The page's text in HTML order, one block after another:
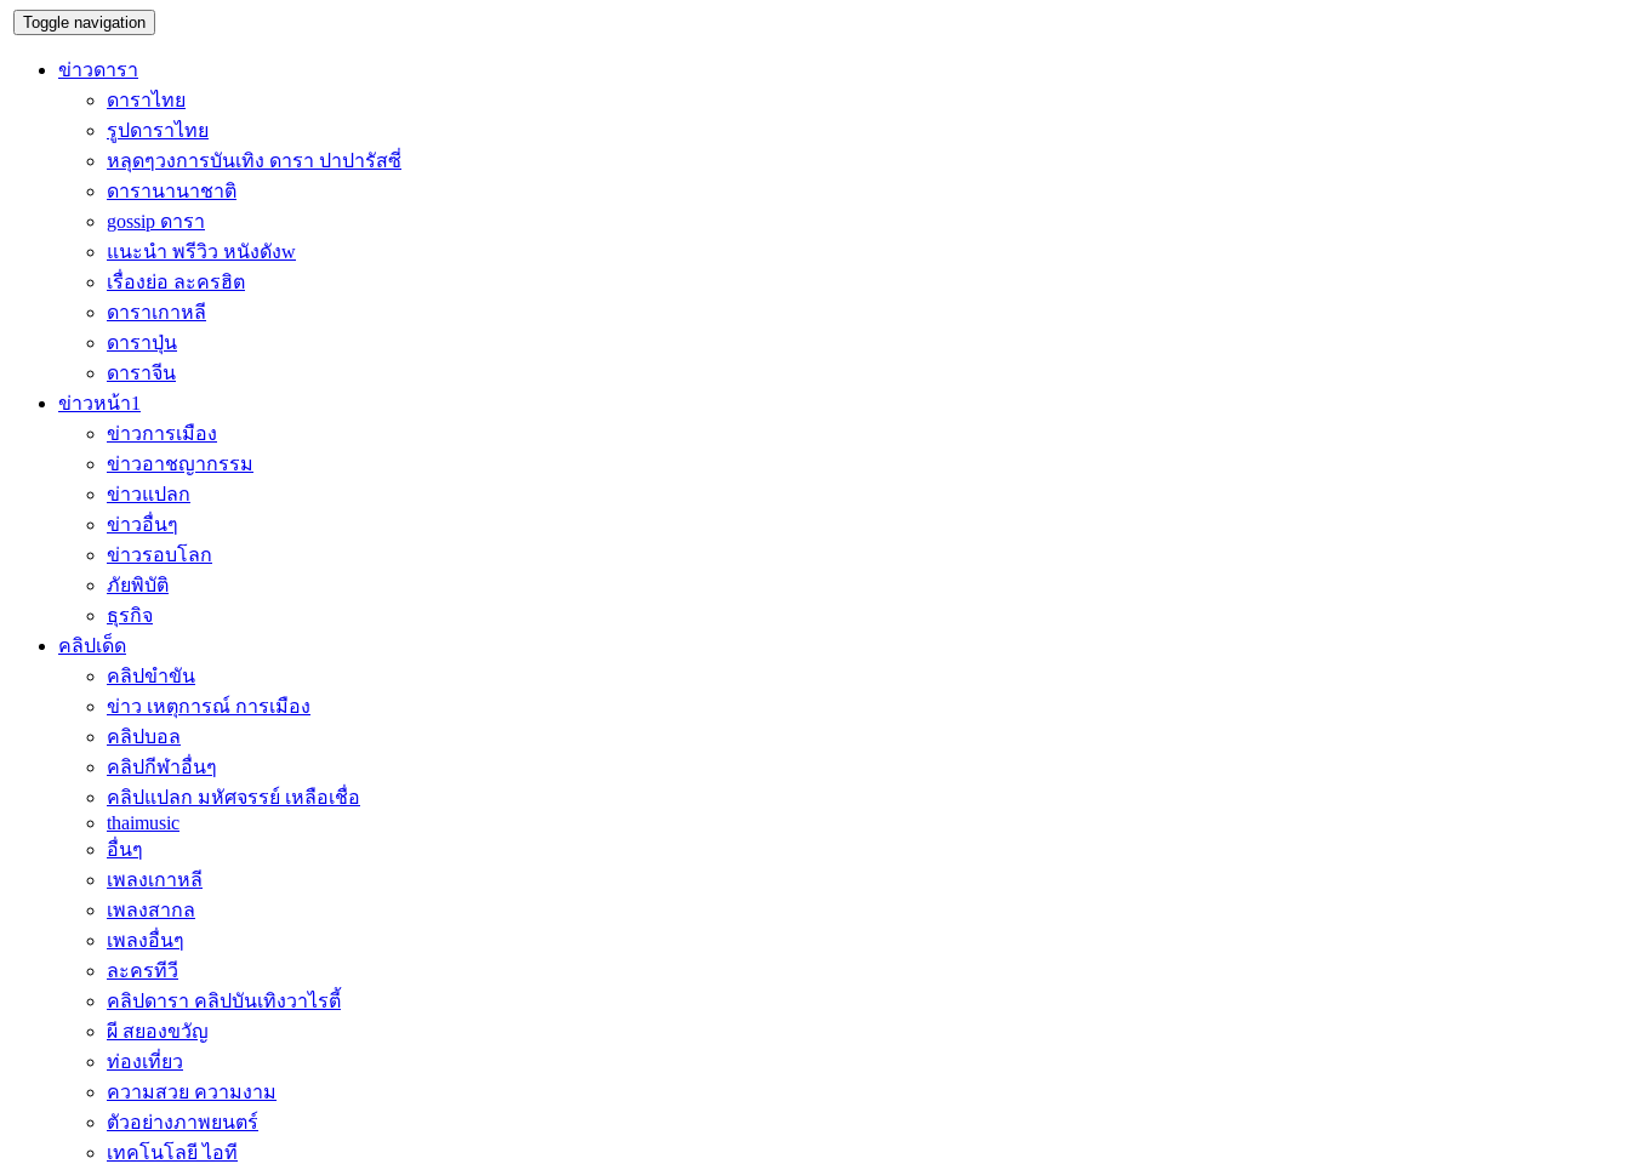
Toggle navigation
ข่าวดารา
ดาราไทย
รูปดาราไทย
หลุดๆวงการบันเทิง ดารา ปาปารัสซี่
ดารานานาชาติ
gossip ดารา
แนะนำ พรีวิว หนังดังw
เรื่องย่อ ละครฮิต
ดาราเกาหลี
ดาราปุ่น
ดาราจีน
ข่าวหน้า1
ข่าวการเมือง
ข่าวอาชญากรรม
ข่าวแปลก
ข่าวอื่นๆ
ข่าวรอบโลก
ภัยพิบัติ
ธุรกิจ
คลิปเด็ด
คลิปขำขัน
ข่าว เหตุการณ์ การเมือง
คลิปบอล
คลิปกีฬาอื่นๆ
คลิปแปลก มหัศจรรย์ เหลือเชื่อ
thaimusic
อื่นๆ
เพลงเกาหลี
เพลงสากล
เพลงอื่นๆ
ละครทีวี
คลิปดารา คลิปบันเทิงวาไรตี้
ผี สยองขวัญ
ท่องเที่ยว
ความสวย ความงาม
ตัวอย่างภาพยนตร์
เทคโนโลยี ไอที